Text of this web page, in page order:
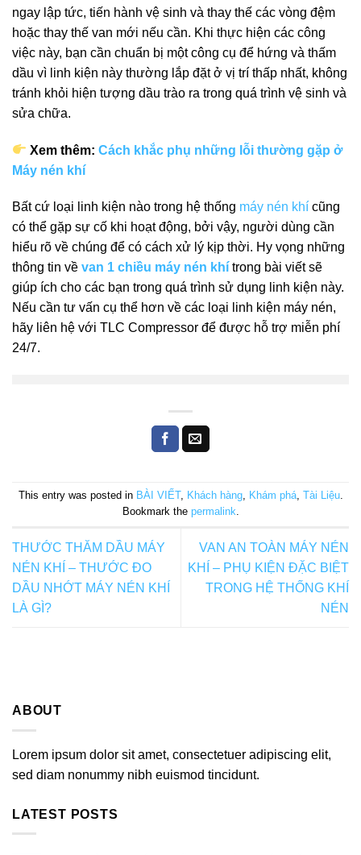
ngay lập tức, tiến hành vệ sinh và thay thế các vòng đệm
hoặc thay thế van mới nếu cần. Khi thực hiện các công
việc này, bạn cần chuẩn bị một công cụ để hứng và thấm
dầu vì linh kiện này thường lắp đặt ở vị trí thấp nhất, không
tránh khỏi hiện tượng dầu trào ra trong quá trình vệ sinh và
sửa chữa.
Xem thêm:Cách khắc phụ những lỗi thường gặp ở
Máy nén khí
Bất cứ loại linh kiện nào trong hệ thống máy nén khí cũng
có thể gặp sự cố khi hoạt động, bởi vậy, người dùng cần
hiểu rõ về chúng để có cách xử lý kịp thời. Hy vọng những
thông tin về van 1 chiều máy nén khí trong bài viết sẽ
giúp ích cho các bạn trong quá trình sử dụng linh kiện này.
Nếu cần tư vấn cụ thể hơn về các loại linh kiện máy nén,
hãy liên hệ với TLC Compressor để được hỗ trợ miễn phí
24/7.
This entry was posted in BÀI VIẾT, Khách hàng, Khám phá, Tài Liệu.
Bookmark the permalink.
THƯỚC THĂM DẦU MÁY
NÉN KHÍ – THƯỚC ĐO
DẦU NHỚT MÁY NÉN KHÍ
LÀ GÌ?
VAN AN TOÀN MÁY NÉN
KHÍ – PHỤ KIỆN ĐẶC BIỆT
TRONG HỆ THỐNG KHÍ
NÉN
ABOUT
Lorem ipsum dolor sit amet, consectetuer adipiscing elit,
sed diam nonummy nibh euismod tincidunt.
LATEST POSTS